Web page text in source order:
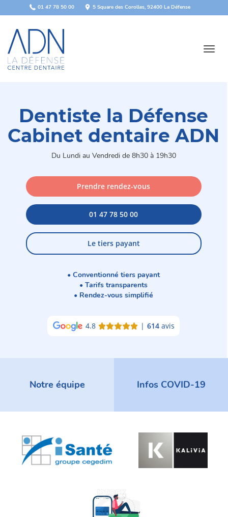
01 47 78 50 00 5 Square des Corolles, 92400 La Défense
Dentiste la Défense
Cabinet dentaire ADN
Du Lundi au Vendredi de 8h30 à 19h30
Prendre rendez-vous
01 47 78 50 00
Le tiers payant
• Conventionné tiers payant
• Tarifs transparents
• Rendez-vous simplifié
4.8 | 614 avis
Notre équipe Infos COVID-19
Panneau de gestion des cookies